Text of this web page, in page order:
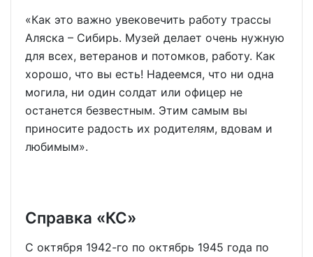
«Как это важно увековечить работу трассы
Аляска – Сибирь. Музей делает очень нужную
для всех, ветеранов и потомков, работу. Как
хорошо, что вы есть! Надеемся, что ни одна
могила, ни один солдат или офицер не
останется безвестным. Этим самым вы
приносите радость их родителям, вдовам и
любимым».
Справка «КС»
С октября 1942-го по октябрь 1945 года по